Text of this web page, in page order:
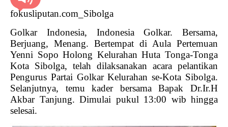
fokusliputan.com_Sibolga
Golkar Indonesia, Indonesia Golkar. Bersama,
Berjuang, Menang. Bertempat di Aula Pertemuan
Yenni Sopo Holong Kelurahan Huta Tonga-Tonga
Kota Sibolga, telah dilaksanakan acara pelantikan
Pengurus Partai Golkar Kelurahan se-Kota Sibolga.
Selanjutnya, temu kader bersama Bapak Dr.Ir.H
Akbar Tanjung. Dimulai pukul 13:00 wib hingga
selesai.